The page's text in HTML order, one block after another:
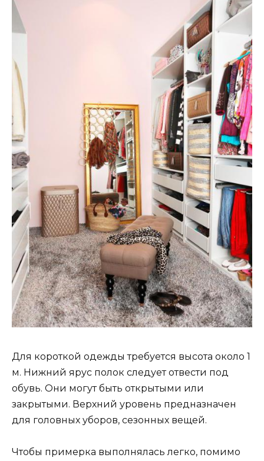
Для короткой одежды требуется высота около 1
м. Нижний ярус полок следует отвести под
обувь. Они могут быть открытыми или
закрытыми. Верхний уровень предназначен
для головных уборов, сезонных вещей.
Чтобы примерка выполнялась легко, помимо